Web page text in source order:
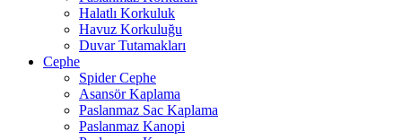
Halatlı Korkuluk
Havuz Korkuluğu
Duvar Tutamakları
Cephe
Spider Cephe
Asansör Kaplama
Paslanmaz Sac Kaplama
Paslanmaz Kanopi